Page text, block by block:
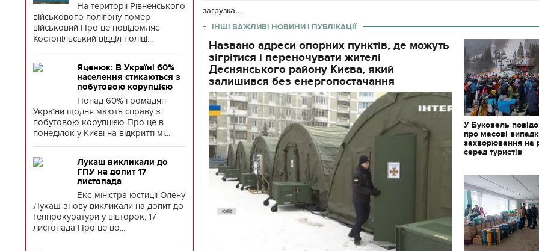
На території Рівненського
військового полігону помер
військовий Про це повідомляє
Костопільський відділ поліці...
Яценюк: В Україні 60%
населення стикаються з
побутовою корупцією
Понад 60% громадян
України щодня мають справу з
побутовою корупцією Про це в
понеділок у Києві на відкритті мі...
Лукаш викликали до
ГПУ на допит 17
листопада
Екс-міністра юстиції Олену
Лукаш знову викликали на допит до
Генпрокуратури у вівторок, 17
листопада Про це во...
загрузка...
ІНШІ ВАЖЛИВІ НОВИНИ І ПУБЛІКАЦІЇ
Названо адреси опорних пунктів, де можуть
зігрітися і переночувати жителі
Деснянського району Києва, який
залишився без енергопостачання
У Буковель
про масові
захворювання на
серед туристів
11.10.2017 | 16:22
декорації до фільму
застава"